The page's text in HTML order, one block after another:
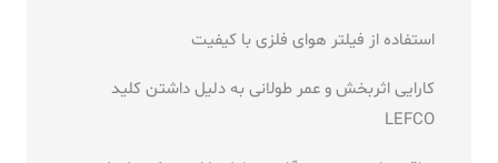
استفاده از فیلتر هوای فلزی با کیفیت
کارایی اثربخش و عمر طولانی به دلیل داشتن کلید
LEFCO